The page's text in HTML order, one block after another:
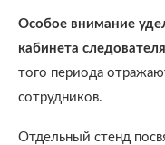
Особое внимание
кабинета
того периода
сотрудников.
Отдельный стенд